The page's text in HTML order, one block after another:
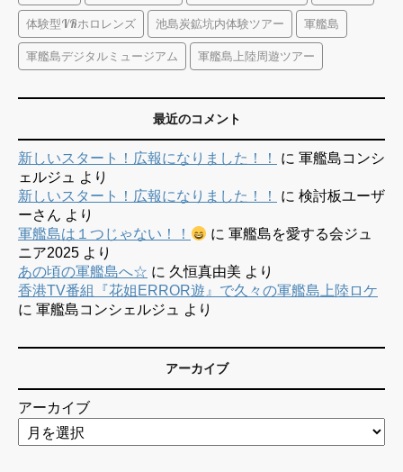
体験型VRホロレンズ 池島炭鉱坑内体験ツアー 軍艦島
軍艦島デジタルミュージアム 軍艦島上陸周遊ツアー
最近のコメント
新しいスタート！広報になりました！！ に 軍艦島コンシ
ェルジュ より
新しいスタート！広報になりました！！
に 検討板ユーザ
ーさん より
軍艦島は１つじゃない！！
に軍艦島を愛する会ジュ
ニア2025 より
あの頃の軍艦島へ☆ に 久恒真由美 より
香港TV番組『花姐ERROR遊』で久々の軍艦島上陸ロケ
に 軍艦島コンシェルジュ より
アーカイブ
アーカイブ